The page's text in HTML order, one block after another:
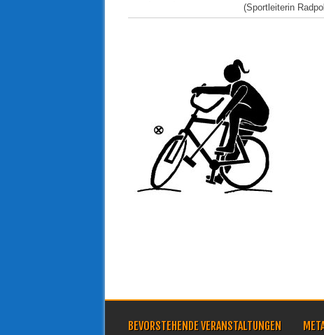
(Sportleiterin
BEVORSTEHENDE VERANSTALTUNGEN